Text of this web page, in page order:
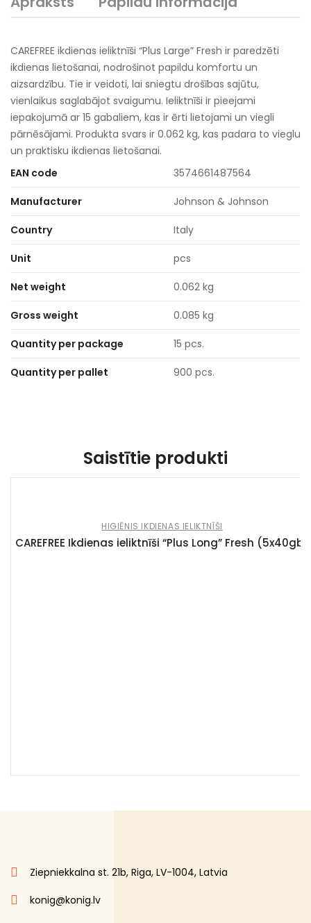
CAREFREE ikdienas ieliktnīši “Plus Large” Fresh ir paredzēti
ikdienas lietošanai, nodrošinot papildu komfortu un
aizsardzību. Tie ir veidoti, lai sniegtu drošības sajūtu,
vienlaikus saglabājot svaigumu. Ieliktnīši ir pieejami
iepakojumā ar 15 gabaliem, kas ir ērti lietojami un viegli
pārnēsājami. Produkta svars ir 0.062 kg, kas padara to vieglu
un praktisku ikdienas lietošanai.
EAN code
3574661487564
Manufacturer Johnson & Johnson
Country Italy
Unit pcs
Net weight 0.062 kg
Gross weight 0.085 kg
Quantity per package 15 pcs.
Quantity per pallet 900 pcs.
Saistītie produkti
HIGIĒNIS IKDIENAS IELIKTNĪŠI
CAREFREE Ikdienas ieliktnīši “Plus Long” Fresh (5x40gb)
Ziepniekkalna st. 21b, Riga, LV-1004, Latvia
konig@konig.lv